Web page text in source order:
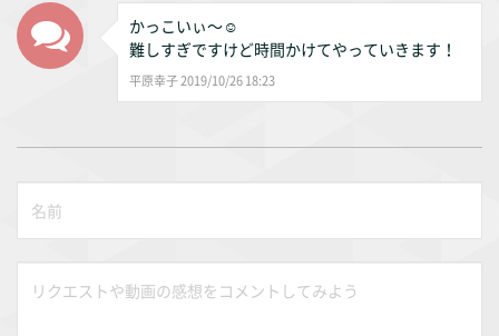
かっこいぃ〜☺️
難しすぎですけど時間かけてやっていきます！
平原幸子 2019/10/26 18:23